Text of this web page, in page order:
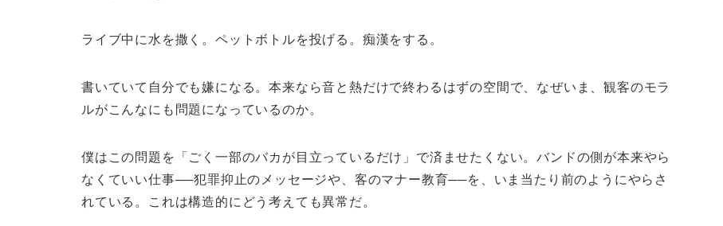
ライブ中に水を撒く。ペットボトルを投げる。痴漢をする。
書いていて自分でも嫌になる。本来なら音と熱だけで終わるはずの空間で、なぜいま、観客のモラ
ルがこんなにも問題になっているのか。
僕はこの問題を「ごく一部のバカが目立っているだけ」で済ませたくない。バンドの側が本来やら
なくていい仕事──犯罪抑止のメッセージや、客のマナー教育──を、いま当たり前のようにやらさ
れている。これは構造的にどう考えても異常だ。